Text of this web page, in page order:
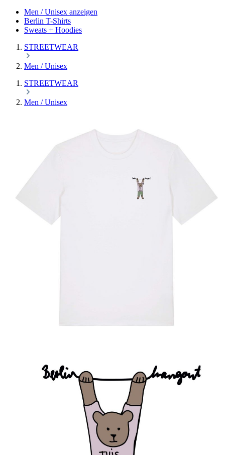
Men / Unisex anzeigen
Berlin T-Shirts
Sweats + Hoodies
STREETWEAR
Men / Unisex
STREETWEAR
Men / Unisex